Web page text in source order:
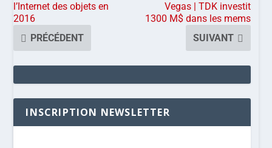
l’Internet des objets en
2016
PRÉCÉDENT
Vegas | TDK investit
1300 M$ dans les mems
SUIVANT
INSCRIPTION NEWSLETTER